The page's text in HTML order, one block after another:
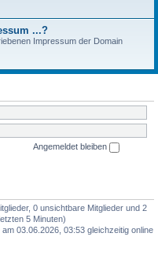
...?
Impressum der Domain
Angemeldet bleiben
0 unsichtbare Mitglieder und 2
5 Minuten)
03.06.2026, 03:53 gleichzeitig online